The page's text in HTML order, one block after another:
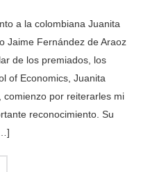
a la colombiana Juanita
Jaime Fernández de Araoz
de los premiados, los
of Economics, Juanita
comienzo por reiterarles mi
reconocimiento. Su